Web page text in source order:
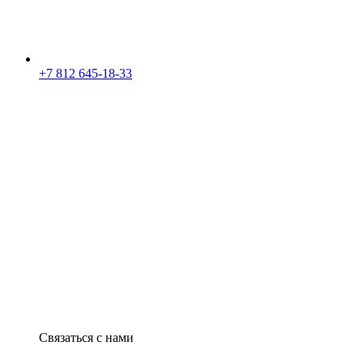
+7 812 645-18-33
Связаться с нами